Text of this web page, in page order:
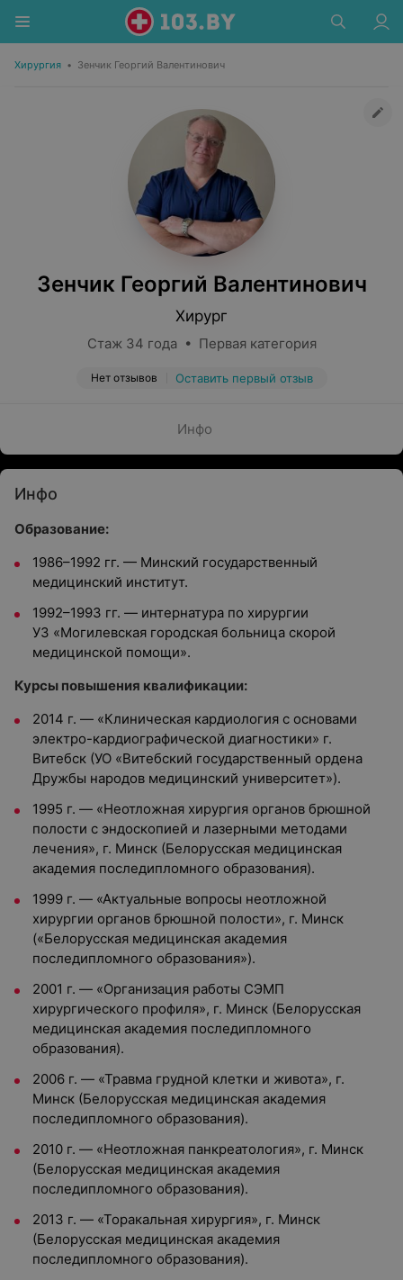
Хирургия • Зенчик Георгий Валентинович
Зенчик Георгий Валентинович
Хирург
Стаж 34 года • Первая категория
Нет отзывов Оставить первый отзыв
Инфо
Инфо
Образование:
1986–1992 гг. — Минский государственный
медицинский институт.
1992–1993 гг. — интернатура по хирургии
УЗ «Могилевская городская больница скорой
медицинской помощи».
Курсы повышения квалификации:
2014 г. — «Клиническая кардиология с основами
электро-кардиографической диагностики» г.
Витебск (УО «Витебский государственный ордена
Дружбы народов медицинский университет»).
1995 г. — «Неотложная хирургия органов брюшной
полости с эндоскопией и лазерными методами
лечения», г. Минск (Белорусская медицинская
академия последипломного образования).
1999 г. — «Актуальные вопросы неотложной
хирургии органов брюшной полости», г. Минск
(«Белорусская медицинская академия
последипломного образования»).
2001 г. — «Организация работы СЭМП
хирургического профиля», г. Минск (Белорусская
медицинская академия последипломного
образования).
2006 г. — «Травма грудной клетки и живота», г.
Минск (Белорусская медицинская академия
последипломного образования).
2010 г. — «Неотложная панкреатология», г. Минск
(Белорусская медицинская академия
последипломного образования).
2013 г. — «Торакальная хирургия», г. Минск
(Белорусская медицинская академия
последипломного образования).